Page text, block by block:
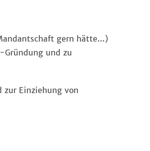
gern hätte...)
und zu
Einziehung von